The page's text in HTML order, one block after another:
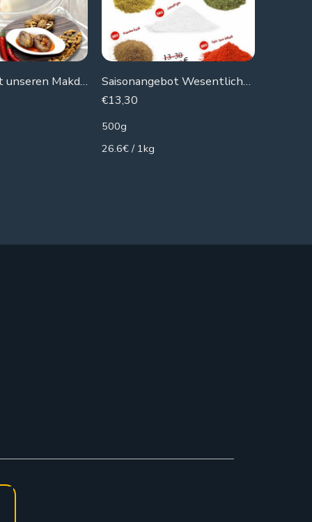
Saison bietet unseren Makdous an Saisonangebot Wesentliche Hausgewürze
€13,30
500g
26.6€ / 1kg